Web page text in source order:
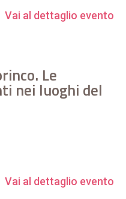
Vai al dettaglio evento
Le
nei luoghi del
Vai al dettaglio evento